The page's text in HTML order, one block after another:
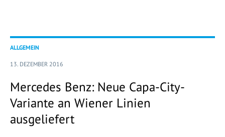
ALLGEMEIN
13. DEZEMBER 2016
Mercedes Benz: Neue Capa-City-
Variante an Wiener Linien
ausgeliefert